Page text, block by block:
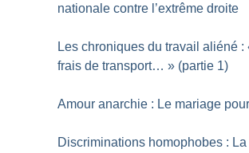
nationale contre l’extrême droite
Les chroniques du travail aliéné :
frais de transport… » (partie 1)
Amour anarchie : Le mariage
Discriminations homophobes :